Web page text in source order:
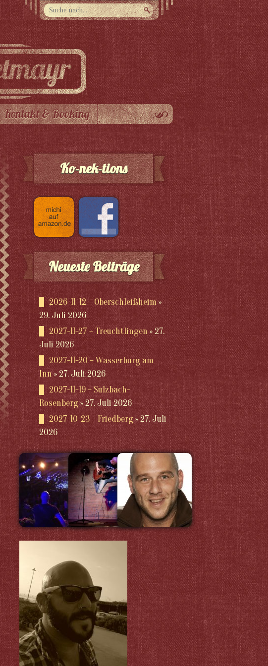
Kontakt & Booking
Ko-nek-tions
Neueste Beiträge
2026-11-12 – Oberschleißheim
29. Juli 2026
2027-11-27 – Treuchtlingen
27.
Juli 2026
2027-11-20 – Wasserburg am
Inn
27. Juli 2026
2027-11-19 – Sulzbach-
Rosenberg
27. Juli 2026
2027-10-23 – Friedberg
27. Juli
2026